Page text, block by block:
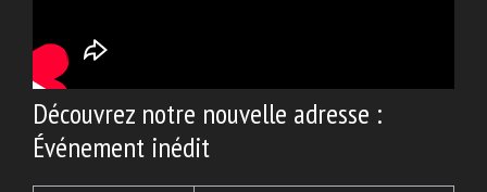
Découvrez notre nouvelle adresse :
Événement inédit